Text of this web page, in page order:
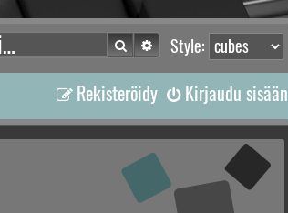
Style:
Etsi Tarkennettu haku
Kirjaudu sisään
Rekisteröidy